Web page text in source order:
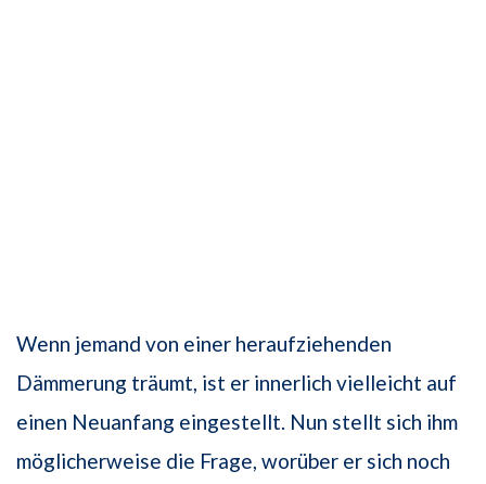
Wenn jemand von einer heraufziehenden
Dämmerung träumt, ist er innerlich vielleicht auf
einen Neuanfang eingestellt. Nun stellt sich ihm
möglicherweise die Frage, worüber er sich noch